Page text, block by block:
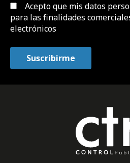
Acepto que mis datos
para las finalidades
electrónicos